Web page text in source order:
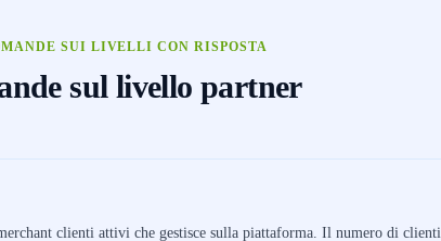
SUI LIVELLI CON RISPOSTA
sul livello partner
clienti attivi che gestisce sulla piattaforma. Il numero di clienti